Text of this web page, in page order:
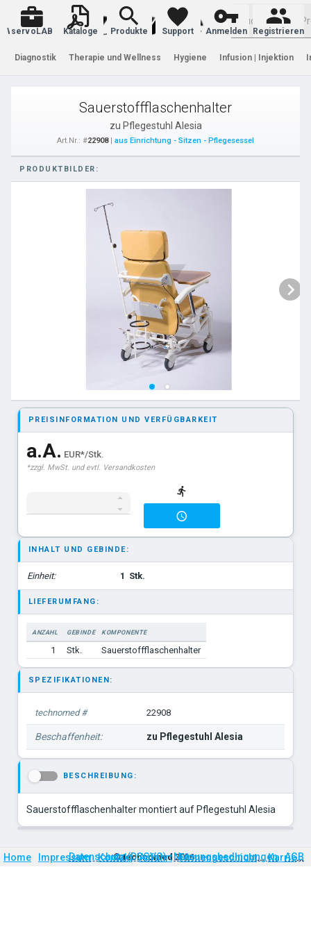
Warenkorb
servoLAB Kataloge Produkte Support Anmelden Registrieren
Diagnostik Therapie und Wellness Hygiene Infusion | Injektion
Sauerstoffflaschenhalter
zu Pflegestuhl Alesia
Art.Nr.: #22908| aus Einrichtung - Sitzen - Pflegesessel
PRODUKTBILDER:
PREISINFORMATION UND VERFÜGBARKEIT
a.A. EUR*/Stk.
*zzgl. MwSt. und evtl. Versandkosten
INHALT UND GEBINDE:
Einheit: 1 Stk.
LIEFERUMFANG:
ANZAHL GEBINDE
KOMPONENTE
1
Stk. Sauerstoffflaschenhalter
SPEZIFIKATIONEN:
technomed # 22908
Beschaffenheit: zu Pflegestuhl Alesia
BESCHREIBUNG:
Sauerstoffflaschenhalter montiert auf Pflegestuhl Alesia
Home Impressum Kontakt Anfahrt Firmengeschichte Karriere
©technomed 2026
Datenschutz (DSGVO) Nutzungsbedingungen AGB